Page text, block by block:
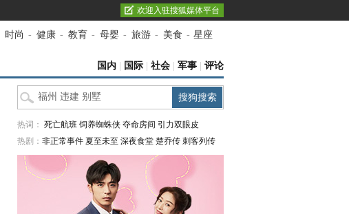
欢迎入驻搜狐媒体平台
时尚 - 健康 - 教育 - 母婴 - 旅游 - 美食 - 星座
国内 国际 社会 军事 评论
热词： 死亡航班 饲养蜘蛛侠 夺命房间 引力双眼皮
热剧： 非正常事件 夏至未至 深夜食堂 楚乔传 刺客列传